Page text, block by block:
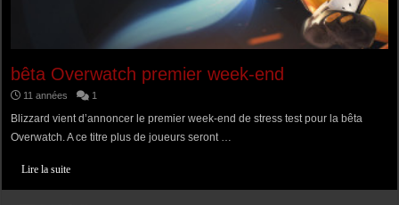
bêta Overwatch premier week-end
11 années 1
Blizzard vient d’annoncer le premier week-end de stress test pour la bêta
Overwatch. A ce titre plus de joueurs seront …
Lire la suite